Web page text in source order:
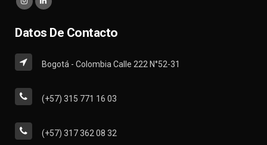
Datos De Contacto
Bogotá - Colombia Calle 222 N°52-31
(+57) 315 771 16 03
(+57) 317 362 08 32